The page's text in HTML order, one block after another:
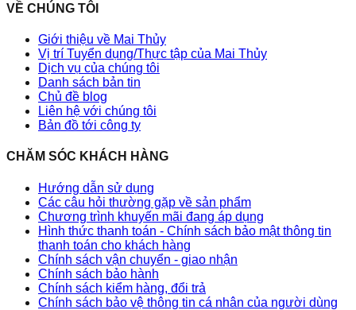
VỀ CHÚNG TÔI
Giới thiệu về Mai Thủy
Vị trí Tuyển dụng/Thực tập của Mai Thủy
Dịch vụ của chúng tôi
Danh sách bản tin
Chủ đề blog
Liên hệ với chúng tôi
Bản đồ tới công ty
CHĂM SÓC KHÁCH HÀNG
Hướng dẫn sử dụng
Các câu hỏi thường gặp về sản phẩm
Chương trình khuyến mãi đang áp dụng
Hình thức thanh toán - Chính sách bảo mật thông tin
thanh toán cho khách hàng
Chính sách vận chuyển - giao nhận
Chính sách bảo hành
Chính sách kiểm hàng, đổi trả
Chính sách bảo vệ thông tin cá nhân của người dùng